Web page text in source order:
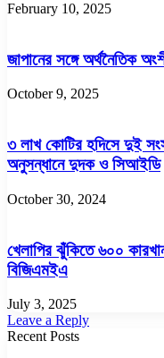
February 10, 2025
জাপানের সঙ্গে অর্থনৈতিক
October 9, 2025
৩ লাখ কোটির হদিসে দুই
অনুসন্ধানে দুদক ও সিআইডি
October 30, 2024
খেলাপির ঝুঁকিতে ৬০০
বিজিএমইএ
July 3, 2025
Leave a Reply
Recent Posts